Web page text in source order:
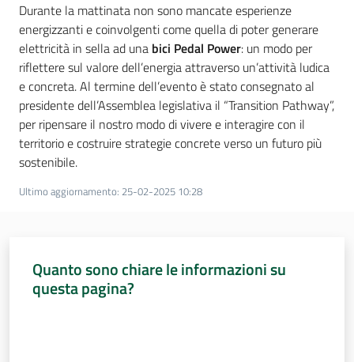
Durante la mattinata non sono mancate esperienze
energizzanti e coinvolgenti come quella di poter generare
elettricità in sella ad una bici Pedal Power: un modo per
riflettere sul valore dell’energia attraverso un’attività ludica
e concreta. Al termine dell’evento è stato consegnato al
presidente dell’Assemblea legislativa il “Transition Pathway”,
per ripensare il nostro modo di vivere e interagire con il
territorio e costruire strategie concrete verso un futuro più
sostenibile.
Ultimo aggiornamento: 25-02-2025 10:28
Quanto sono chiare le informazioni su
questa pagina?